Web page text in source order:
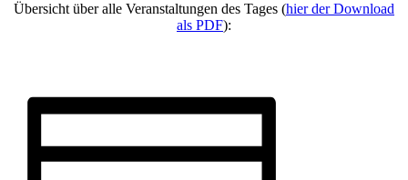
Übersicht über alle Veranstaltungen des Tages (hier der Download
als PDF):